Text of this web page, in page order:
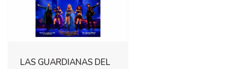
LAS GUARDIANAS DEL